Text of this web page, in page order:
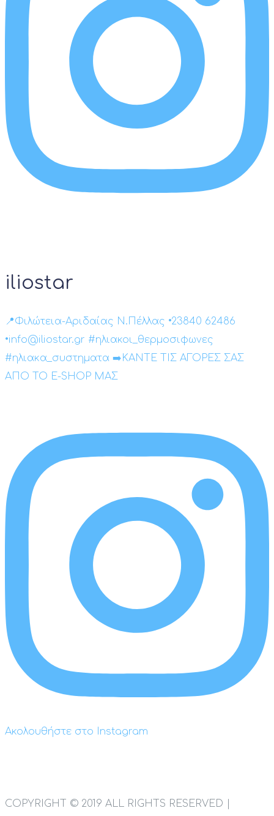
iliostar
📍Φιλώτεια-Αριδαίας Ν.Πέλλας •23840 62486
•info@iliostar.gr #ηλιακοι_θερμοσιφωνες
#ηλιακα_συστηματα ➡️ΚΑΝΤΕ ΤΙΣ ΑΓΟΡΕΣ ΣΑΣ
ΑΠΟ ΤΟ E-SHOP ΜΑΣ
Ακολουθήστε στο Instagram
COPYRIGHT © 2019 ALL RIGHTS RESERVED |